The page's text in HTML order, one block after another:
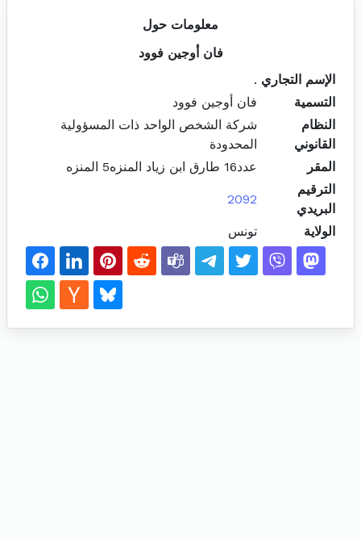
معلومات حول
فان أوجين فوود
الإسم التجاري .
التسمية
فان أوجين فوود
النظام
القانوني
شركة الشخص الواحد ذات المسؤولية
المحدودة
المقر
عدد16 طارق ابن زياد المنزه5 المنزه
الترقيم
البريدي
2092
الولاية تونس